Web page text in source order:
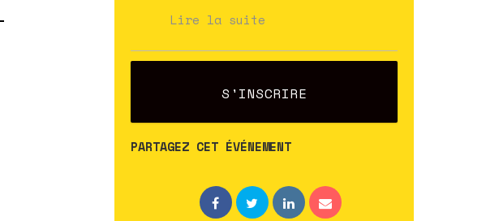
Lire la suite
S'INSCRIRE
PARTAGEZ CET ÉVÉNEMENT